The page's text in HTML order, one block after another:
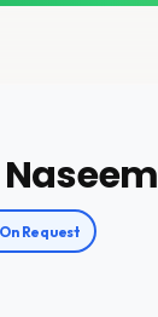
On Request